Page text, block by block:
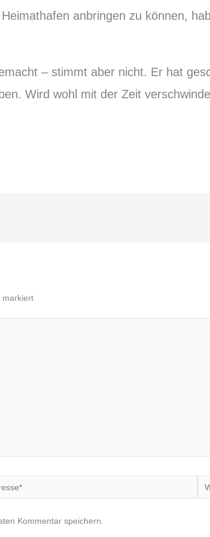
anbringen zu können,
– stimmt aber nicht. Er hat
Wird wohl mit der Zeit
markiert
Kommentar speichern.